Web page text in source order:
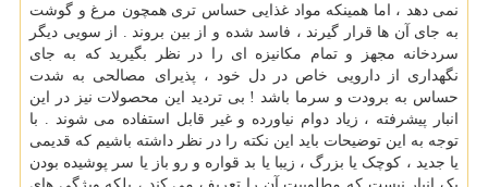
نمی دهد ، اما همینکه مواد غذایی حساس تری همچون مرغ و گوشت
به جای آن ها قرار گیرند ، فاسد شده و از بین بروند . از سویی دیگر
سردخانه مجهز و تمام مکانیزه ای را در نظر بگیرید که به جای
نگهداری از دارویی خاص در دل خود ، پذیرای مصالحی به شدت
حساس به برودت و سرما باشد ! بی تردید این محصولات نیز در این
انبار پیشرفته ، زیاد دوام نیاورده و غیر قابل استفاده می شوند . با
توجه به این توضیحات باید این نکته را در نظر داشته باشیم که قدیمی
یا جدید ، کوچک یا بزرگ ، زیبا یا بد قواره و رو باز یا سر پوشیده بودن